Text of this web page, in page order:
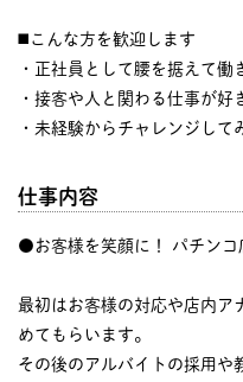
◼️こんな方を歓迎します
・正社員として腰を据えて働
・接客や人と関わる仕事が好
・未経験からチャレンジして
仕事内容
●お客様を笑顔に！ パチンコ
最初はお客様の対応や店内ア
めてもらいます。
その後のアルバイトの採用や